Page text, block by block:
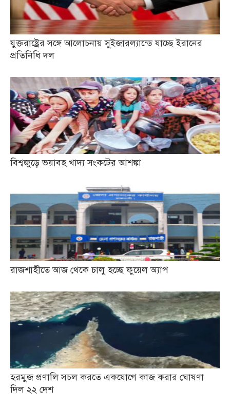
যুক্তরাষ্ট্রের সঙ্গে আলোচনায় সুইজারল্যান্ডে যাচ্ছে ইরানের
প্রতিনিধি দল
বিশ্বজুড়ে ভয়াবহ খাদ্য সংকটের আশঙ্কা
রাজশাহীতে আজ থেকে চালু হচ্ছে ফুয়েল অ্যাপ
হরমুজ প্রণালি সচল করতে একযোগে কাজ করার ঘোষণা
দিল ২২ দেশ